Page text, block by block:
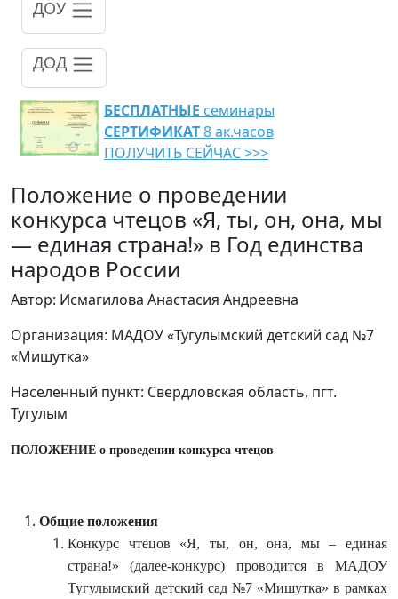
ДОУ
ДОД
БЕСПЛАТНЫЕ семинары
СЕРТИФИКАТ8 ак.часов
ПОЛУЧИТЬ СЕЙЧАС >>>
Положение о проведении
конкурса чтецов «Я, ты, он, она, мы
— единая страна!» в Год единства
народов России
Автор: Исмагилова Анастасия Андреевна
Организация: МАДОУ «Тугулымский детский сад №7
«Мишутка»
Населенный пункт: Свердловская область, пгт.
Тугулым
ПОЛОЖЕНИЕ о проведении конкурса чтецов
Общие положения
Конкурс чтецов «Я, ты, он, она, мы – единая
страна!» (далее-конкурс) проводится в МАДОУ
Тугулымский детский сад №7 «Мишутка» в рамках